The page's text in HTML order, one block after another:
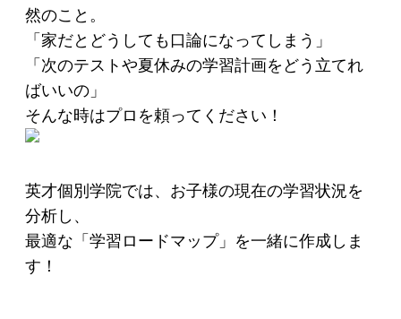
然のこと。
「家だとどうしても口論になってしまう」
「次のテストや夏休みの学習計画をどう立てれ
ばいいの」
そんな時はプロを頼ってください！
英才個別学院では、お子様の現在の学習状況を
分析し、
最適な「学習ロードマップ」を一緒に作成しま
す！